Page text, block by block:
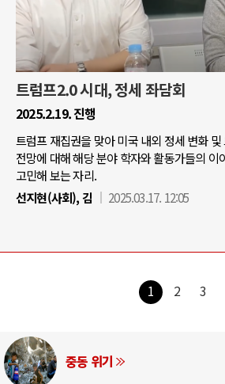
트럼프2.0 시대, 정세 좌담회
2025.2.19. 진행
트럼프 재집권을 맞아 미국 내외 정세 변화
전망에 대해 해당 분야 학자와 활동가들의 이
고민해 보는 자리.
선지현(사회), 김
2025.03.17. 12:05
1 2 3
중동 위기